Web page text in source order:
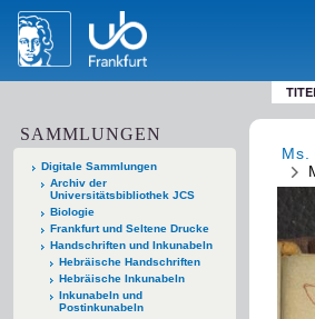
SAMMLUNGEN
Digitale Sammlungen
Archiv der
Universitätsbibliothek JCS
Biologie
Frankfurt und Seltene Drucke
Handschriften und Inkunabeln
Hebräische Handschriften
Hebräische Inkunabeln
Inkunabeln und
Postinkunabeln
Ms.